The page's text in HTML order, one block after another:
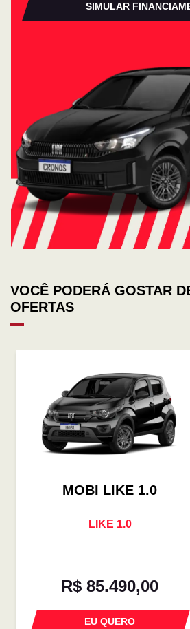
SIMULAR
VOCÊ PODERÁ GOSTAR
OFERTAS
MOBI LIKE 1.0
LIKE 1.0
R$ 85.490,00
EU QUERO